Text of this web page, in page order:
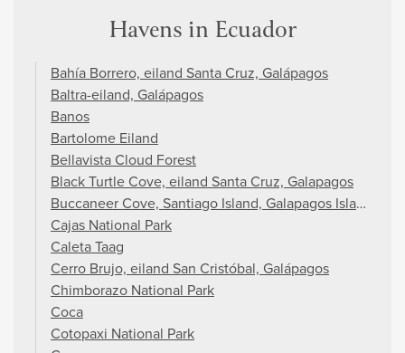
Havens in Ecuador
Bahía Borrero, eiland Santa Cruz, Galápagos
Baltra-eiland, Galápagos
Banos
Bartolome Eiland
Bellavista Cloud Forest
Black Turtle Cove, eiland Santa Cruz, Galapagos
Buccaneer Cove, Santiago Island, Galapagos Islands
Cajas National Park
Caleta Taag
Cerro Brujo, eiland San Cristóbal, Galápagos
Chimborazo National Park
Coca
Cotopaxi National Park